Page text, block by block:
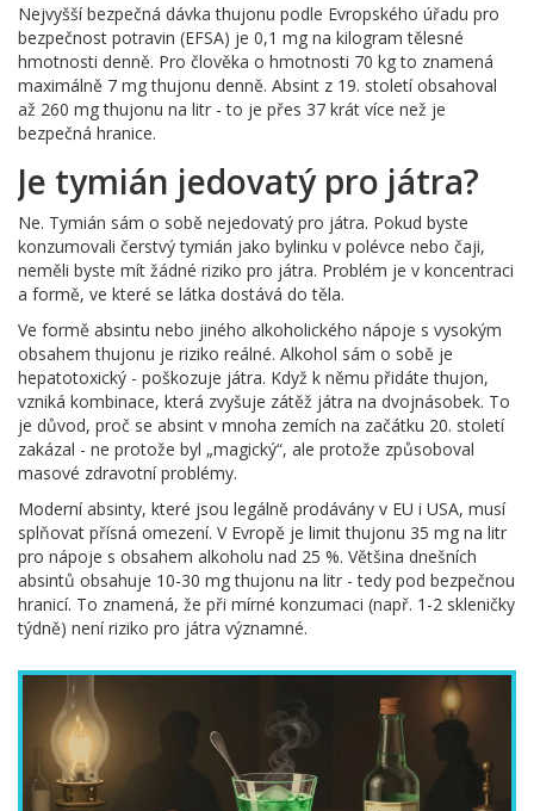
Nejvyšší bezpečná dávka thujonu podle Evropského úřadu pro
bezpečnost potravin (EFSA) je 0,1 mg na kilogram tělesné
hmotnosti denně. Pro člověka o hmotnosti 70 kg to znamená
maximálně 7 mg thujonu denně. Absint z 19. století obsahoval
až 260 mg thujonu na litr - to je přes 37 krát více než je
bezpečná hranice.
Je tymián jedovatý pro játra?
Ne. Tymián sám o sobě nejedovatý pro játra. Pokud byste
konzumovali čerstvý tymián jako bylinku v polévce nebo čaji,
neměli byste mít žádné riziko pro játra. Problém je v koncentraci
a formě, ve které se látka dostává do těla.
Ve formě absintu nebo jiného alkoholického nápoje s vysokým
obsahem thujonu je riziko reálné. Alkohol sám o sobě je
hepatotoxický - poškozuje játra. Když k němu přidáte thujon,
vzniká kombinace, která zvyšuje zátěž játra na dvojnásobek. To
je důvod, proč se absint v mnoha zemích na začátku 20. století
zakázal - ne protože byl „magický“, ale protože způsoboval
masové zdravotní problémy.
Moderní absinty, které jsou legálně prodávány v EU i USA, musí
splňovat přísná omezení. V Evropě je limit thujonu 35 mg na litr
pro nápoje s obsahem alkoholu nad 25 %. Většina dnešních
absintů obsahuje 10-30 mg thujonu na litr - tedy pod bezpečnou
hranicí. To znamená, že při mírné konzumaci (např. 1-2 skleničky
týdně) není riziko pro játra významné.